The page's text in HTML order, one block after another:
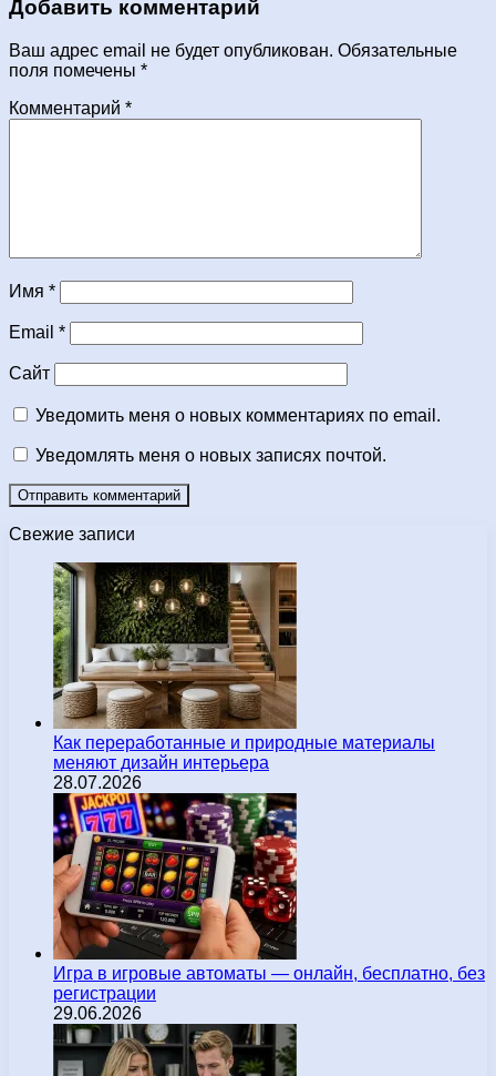
Добавить комментарий
Ваш адрес email не будет опубликован. Обязательные
поля помечены *
Комментарий *
Имя *
Email *
Сайт
Уведомить меня о новых комментариях по email.
Уведомлять меня о новых записях почтой.
Свежие записи
Как переработанные и природные материалы
меняют дизайн интерьера
28.07.2026
Игра в игровые автоматы — онлайн, бесплатно, без
регистрации
29.06.2026